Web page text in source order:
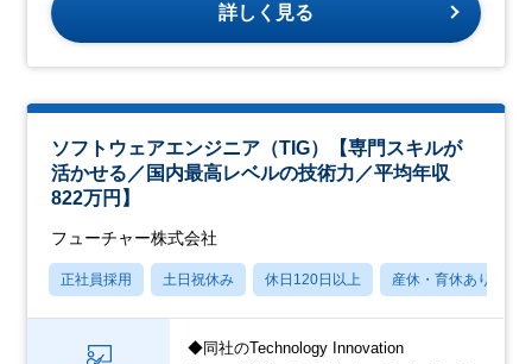
詳しく見る
ソフトウェアエンジニア（TIG）【専門スキルが
活かせる／国内最高レベルの技術力／平均年収
822万円】
フューチャー株式会社
正社員採用 土日祝休み 休日120日以上 産休・育休あり
◆同社のTechnology Innovation